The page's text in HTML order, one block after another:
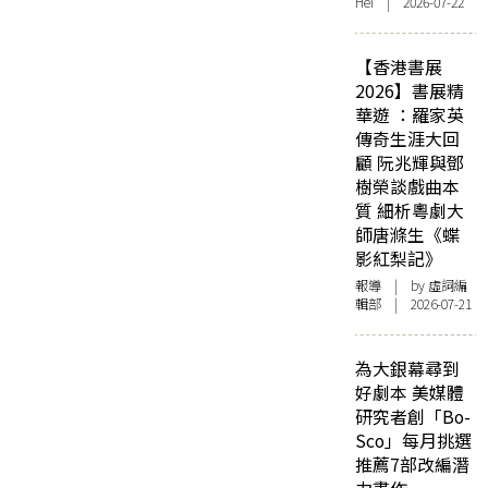
【香港書展
2026】書展精
華遊 ：羅家英
傳奇生涯大回
顧 阮兆輝與鄧
樹榮談戲曲本
質 細析粵劇大
師唐滌生《蝶
影紅梨記》
報導 | by 虛詞編
輯部 | 2026-07-21
為大銀幕尋到
好劇本 美媒體
研究者創「Bo-
Sco」每月挑選
推薦7部改編潛